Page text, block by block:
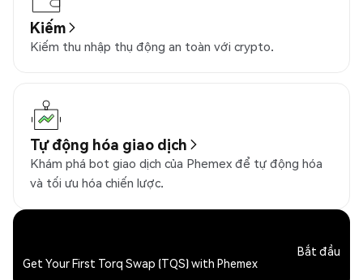
Kiếm
Kiếm thu nhập thụ động an toàn với crypto.
Tự động hóa giao dịch
Khám phá bot giao dịch của Phemex để tự động hóa
và tối ưu hóa chiến lược.
Get Your First Torq Swap (TQS) with Phemex
Bắt đầu